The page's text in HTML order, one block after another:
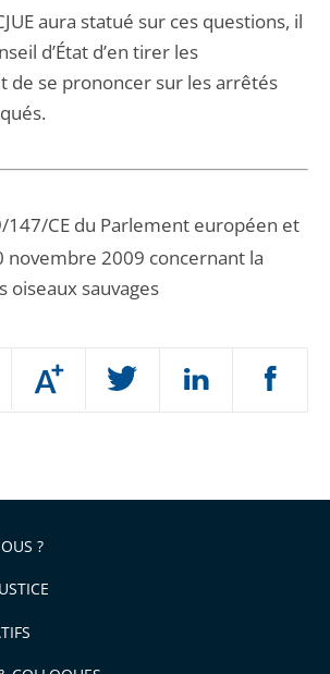
Augmenter
ou
aura statué sur ces questions, il
d’État d’en tirer les
de se prononcer sur les arrêtés
147/CE du Parlement européen et
novembre 2009 concernant la
oiseaux sauvages
?